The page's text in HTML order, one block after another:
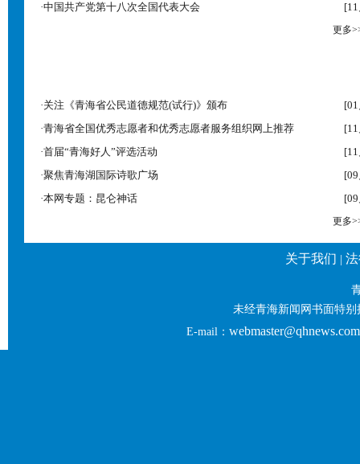
·中国共产党第十八次全国代表大会
更多
·关注《青海省公民道德规范(试行)》颁布
·青海省全国优秀志愿者和优秀志愿者服务组织网上推荐
·首届“青海好人”评选活动
·聚焦青海湖国际诗歌广场
·本网专题：昆仑神话
更多
关于我们 |
未经青海新闻网书面特
E-mail： webmaster@qhnews.com